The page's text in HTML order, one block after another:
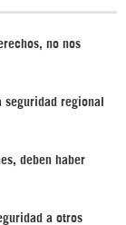
no nos
seguridad regional
deben haber
a otros